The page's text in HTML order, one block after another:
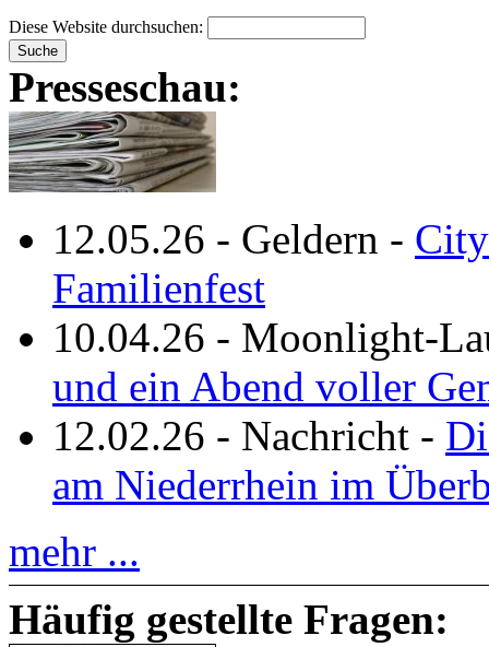
Diese Website durchsuchen:
Presseschau:
12.05.26 - Geldern -
Familienfest
10.04.26 - Moonlight-
und ein Abend voller
12.02.26 - Nachricht -
am Niederrhein im
mehr ...
Häufig gestellte Fragen: